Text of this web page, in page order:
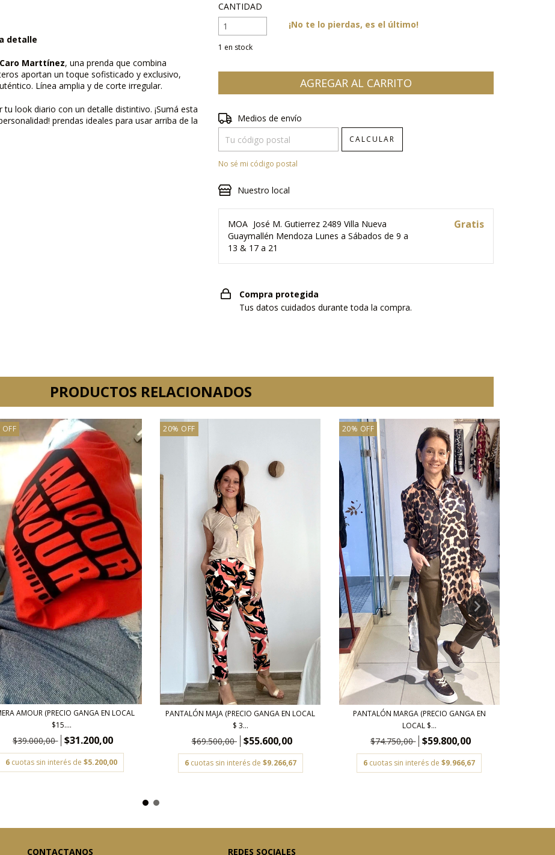
detalle
Caro Marttínez, una prenda que combina
aportan un toque sofisticado y exclusivo,
Línea amplia y de corte irregular.
look diario con un detalle distintivo. ¡Sumá esta
prendas ideales para usar arriba de la
CANTIDAD
1 en stock
¡No te lo pierdas, es el último!
Entregas para el CP:
Medios de envío
CALCULAR
No sé mi código postal
Nuestro local
MOA José M. Gutierrez 2489 Villa Nueva
Guaymallén Mendoza Lunes a Sábados de 9 a
13 & 17 a 21
Gratis
Compra protegida
Tus datos cuidados durante toda la compra.
PRODUCTOS RELACIONADOS
AMOUR (PRECIO GANGA EN LOCAL
$15....
$39.000,00 $31.200,00
6 cuotas sin interés de$5.200,00
20% OFF
PANTALÓN MAJA (PRECIO GANGA EN LOCAL
$ 3...
$69.500,00 $55.600,00
6 cuotas sin interés de $9.266,67
20% OFF
PANTALÓN MARGA (PRECIO GANGA EN
LOCAL $...
$74.750,00 $59.800,00
6 cuotas sin interés de$9.966,67
CONTACTANOS REDES SOCIALES